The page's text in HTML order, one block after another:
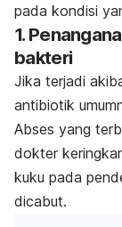
pada kondisi
1.
bakteri
Jika terjadi
antibiotik
Abses yang
dokter
kuku pada
dicabut.